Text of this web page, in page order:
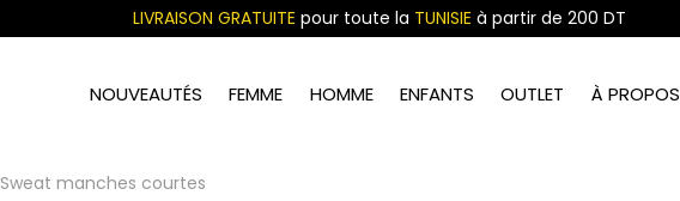
LIVRAISON GRATUITE pour toute la TUNISIE à partir de 200 DT
NOUVEAUTÉS FEMME HOMME ENFANTS OUTLET À PROPOS
Sweat manches courtes